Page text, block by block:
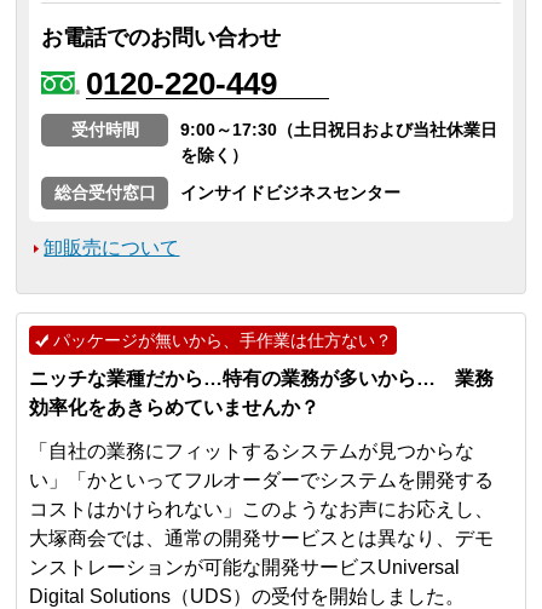
お電話でのお問い合わせ
0120-220-449
受付時間
9:00～17:30（土日祝日および当社休業日
を除く）
総合受付窓口
インサイドビジネスセンター
卸販売について
パッケージが無いから、手作業は仕方ない？
ニッチな業種だから…特有の業務が多いから… 業務
効率化をあきらめていませんか？
「自社の業務にフィットするシステムが見つからな
い」「かといってフルオーダーでシステムを開発する
コストはかけられない」このようなお声にお応えし、
大塚商会では、通常の開発サービスとは異なり、デモ
ンストレーションが可能な開発サービスUniversal
Digital Solutions（UDS）の受付を開始しました。